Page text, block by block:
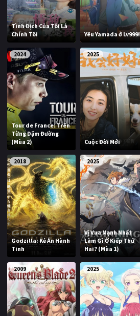
Tình Địch Của Tôi Là
Chính Tôi
Yêu Yamada ở Lv999!
2024
Tour de France: Trên
Từng Dặm Đường
(Mùa 2)
2025
Cuộc Đời Mới
2018
Godzilla: Kẻ Ăn Hành
Tinh
2025
Vị Vua Mạnh Nhất
Làm Gì Ở Kiếp Thứ
Hai? (Mùa 1)
2009 2025